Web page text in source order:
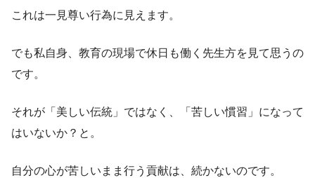
これは一見尊い行為に見えます。
でも私自身、教育の現場で休日も働く先生方を見て思うの
です。
それが「美しい伝統」ではなく、「苦しい慣習」になって
はいないか？と。
自分の心が苦しいまま行う貢献は、続かないのです。